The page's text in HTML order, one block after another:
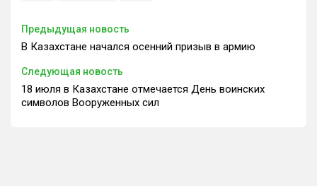
Предыдущая новость
В Казахстане начался осенний призыв в армию
Следующая новость
18 июля в Казахстане отмечается День воинских
символов Вооруженных сил